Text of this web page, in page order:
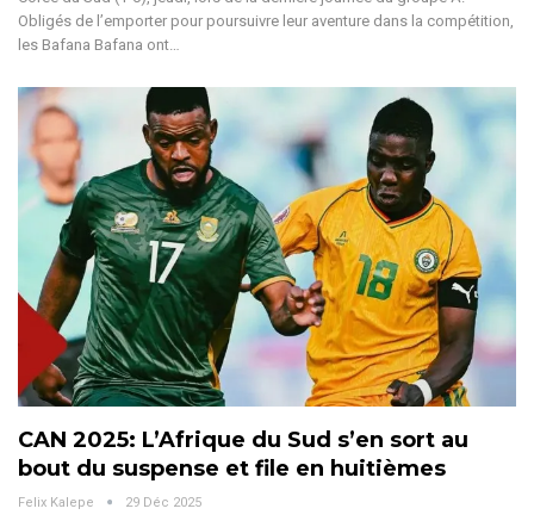
Obligés de l’emporter pour poursuivre leur aventure dans la compétition,
les Bafana Bafana ont…
CAN 2025: L’Afrique du Sud s’en sort au
bout du suspense et file en huitièmes
Felix Kalepe 29 Déc 2025